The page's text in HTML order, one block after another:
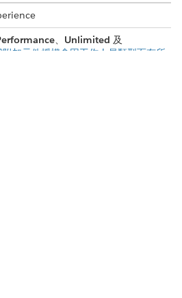
、 Unlimited 及
附加元件授權會因工作人員類型而有所
標:建立工作人員績效的特定、可測
,直接連結至您為工作人員識別的業務
助於找出其來源的不效率。
參數。
並重複測試,直到您的工作人員如預期